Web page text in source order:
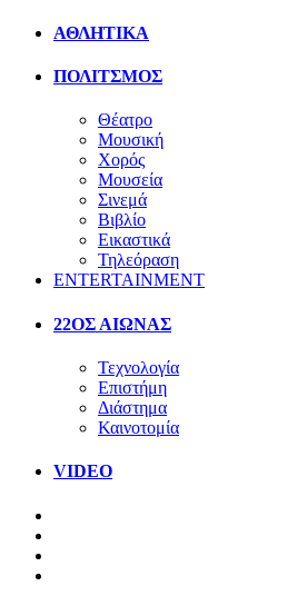
ΑΘΛΗΤΙΚΑ
ΠΟΛΙΤΣΜΟΣ
Θέατρο
Μουσική
Χορός
Μουσεία
Σινεμά
Βιβλίο
Εικαστικά
Τηλεόραση
ENTERTAINMENT
22ΟΣ ΑΙΩΝΑΣ
Τεχνολογία
Επιστήμη
Διάστημα
Καινοτομία
VIDEO